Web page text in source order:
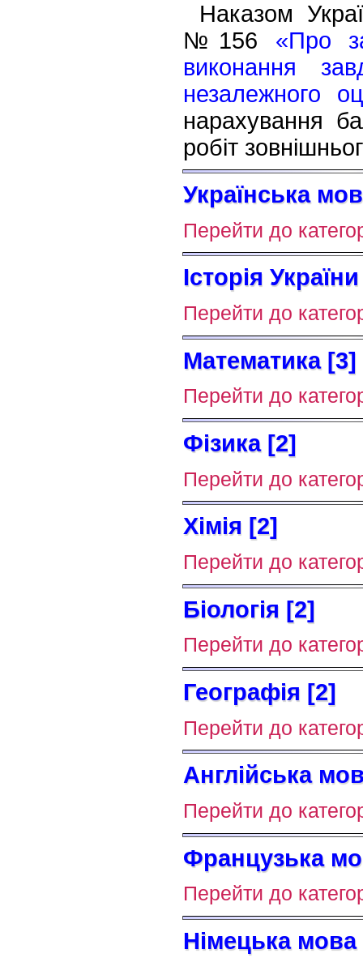
Наказом
№156 «Про
виконання
незалежного
нарахування
робіт
Українська
Перейти до
Історія
Перейти до
Математика [3]
Перейти до
Фізика [2]
Перейти до
Хімія [2]
Перейти до
Біологія [2]
Перейти до
Географія [2]
Перейти до
Англійська
Перейти до
Французька
Перейти до
Німецька мова